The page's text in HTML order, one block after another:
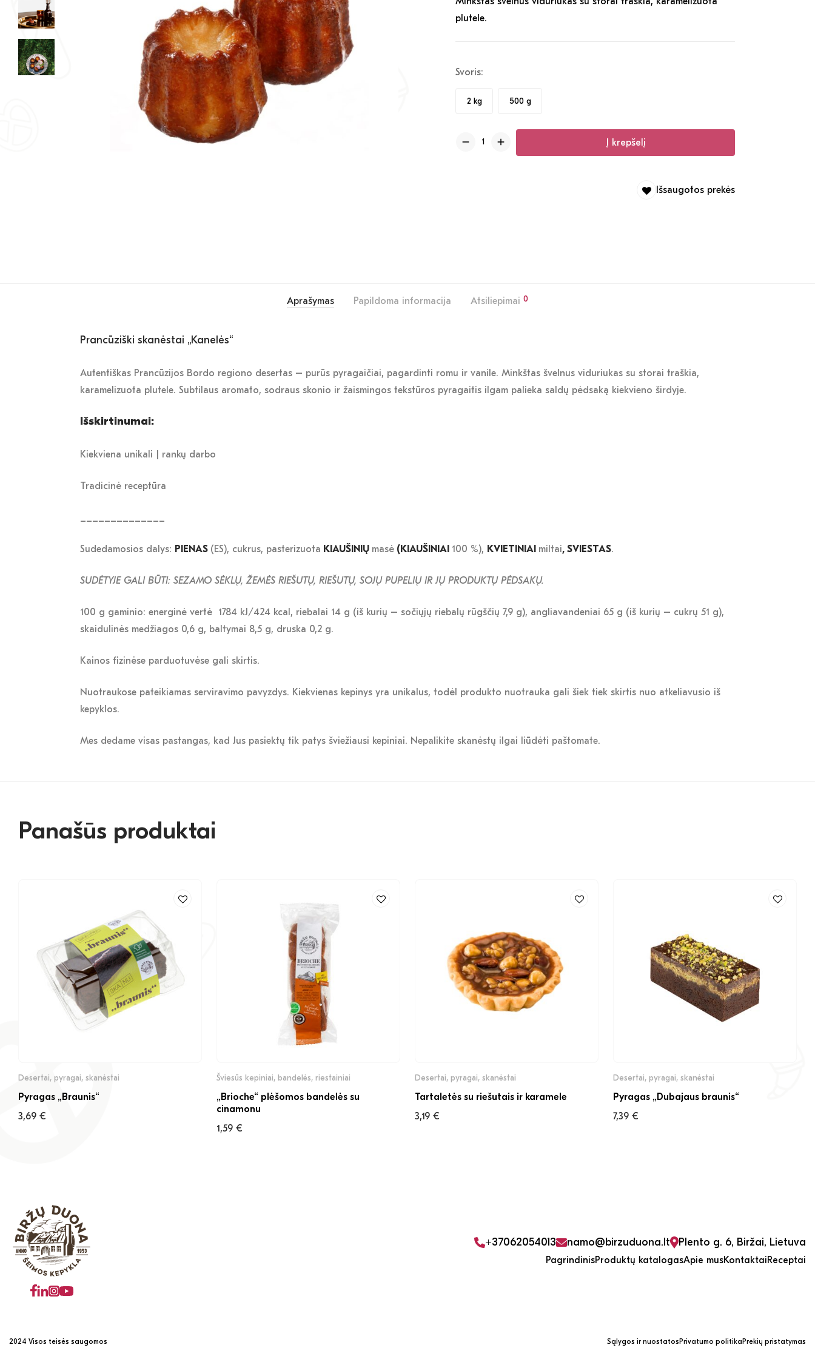
plutele.
Svoris:
2 kg 500 g
Į krepšelį
Išsaugotos prekės
Aprašymas Papildoma informacija Atsiliepimai 0
Prancūziški skanėstai „Kanelės“
Autentiškas Prancūzijos Bordo regiono desertas – purūs pyragaičiai, pagardinti romu ir vanile. Minkštas švelnus viduriukas su storai traškia,
karamelizuota plutele. Subtilaus aromato, sodraus skonio ir žaismingos tekstūros pyragaitis ilgam palieka saldų pėdsaką kiekvieno širdyje.
Išskirtinumai:
Kiekviena unikali | rankų darbo
Tradicinė receptūra
Sudedamosios dalys: PIENAS (ES), cukrus, pasterizuota KIAUŠINIŲ masė (KIAUŠINIAI 100 %), KVIETINIAI miltai, SVIESTAS.
SUDĖTYJE GALI BŪTI: SEZAMO SĖKLŲ,ŽEMĖS RIEŠUTŲ, RIEŠUTŲ, SOJŲ PUPELIŲ IR JŲ PRODUKTŲ PĖDSAKŲ.
100 g gaminio: energinė vertė 1784 kJ/424 kcal, riebalai 14 g (iš kurių – sočiųjų riebalų rūgščių 7,9 g), angliavandeniai 65 g (iš kurių – cukrų 51 g),
skaidulinės medžiagos 0,6 g, baltymai 8,5 g, druska 0,2 g.
Kainos fizinėse parduotuvėse gali skirtis.
Nuotraukose pateikiamas serviravimo pavyzdys. Kiekvienas kepinys yra unikalus, todėl produkto nuotrauka gali šiek tiek skirtis nuo atkeliavusio iš
kepyklos.
Mes dedame visas pastangas, kad Jus pasiektų tik patys šviežiausi kepiniai. Nepalikite skanėstų ilgai liūdėti paštomate.
Panašūs produktai
Desertai, pyragai, skanėstai
Pyragas „Braunis“
3,69 €
Šviesūs kepiniai, bandelės, riestainiai
„Brioche“ plėšomos bandelės su
cinamonu
1,59 €
Desertai, pyragai, skanėstai
Tartaletės su riešutais ir karamele
3,19 €
Desertai, pyragai, skanėstai
Pyragas „Dubajaus braunis“
7,39 €
+37062054013 namo@birzuduona.lt Plento g. 6, Biržai, Lietuva
PagrindinisProduktų katalogasApie musKontaktaiReceptai
2024 Visos teisės saugomos Sąlygos ir nuostatos Privatumo politika Prekių pristatymas